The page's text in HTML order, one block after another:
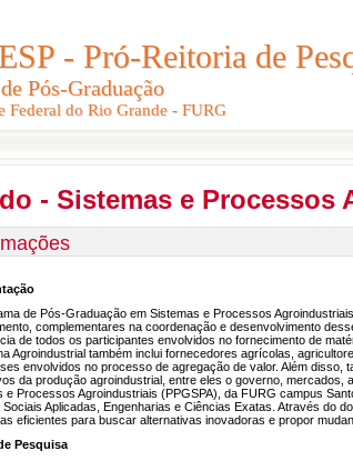
- Pró-Reitoria de
Pós-Graduação
Federal do Rio Grande - FURG
- Pró-Reitoria de
Pós-Graduação
Federal do Rio Grande - FURG
- Sistemas e Processos
de Pós-Graduação em Sistemas e Processos
complementares na coordenação e desenvolvimento
de todos os participantes envolvidos no fornecimento de
Agroindustrial também inclui fornecedores agrícolas,
envolvidos no processo de agregação de valor. Além disso,
da produção agroindustrial, entre eles o governo,
e Processos Agroindustriais (PPGSPA), da FURG campus
Sociais Aplicadas, Engenharias e Ciências Exatas. Através do
eficientes para buscar alternativas inovadoras e propor
Pesquisa